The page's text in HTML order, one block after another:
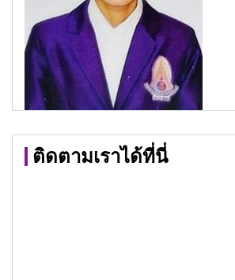
ติดตามเราได้ที่นี่